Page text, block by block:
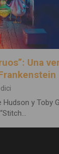
Una
y Toby